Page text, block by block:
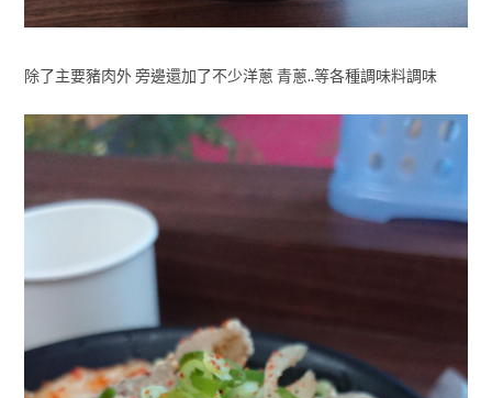
除了主要豬肉外 旁邊還加了不少洋蔥 青蔥..等各種調味料調味